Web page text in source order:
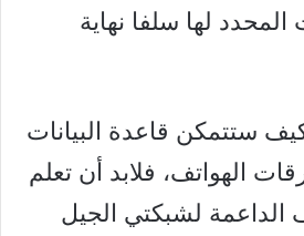
المحدد لها سلفا نهاية
ستتمكن قاعدة البيانات
الهواتف، فلابد أن تعلم
الداعمة لشبكتي الجيل